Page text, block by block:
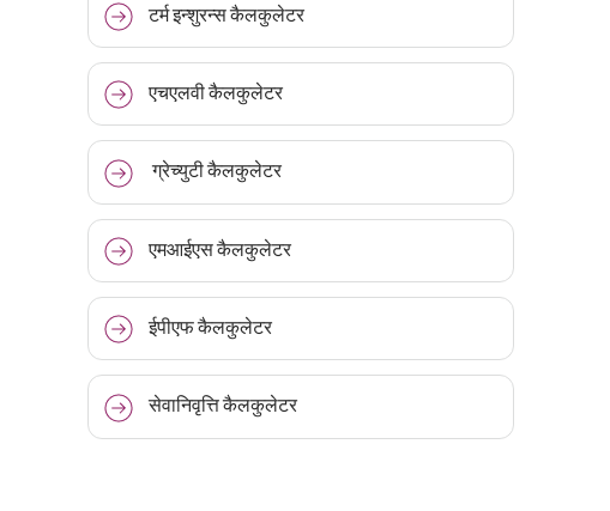
टर्म इन्शुरन्स कैलकुलेटर
एचएलवी कैलकुलेटर
ग्रेच्युटी कैलकुलेटर
एमआईएस कैलकुलेटर
ईपीएफ कैलकुलेटर
सेवानिवृत्ति कैलकुलेटर